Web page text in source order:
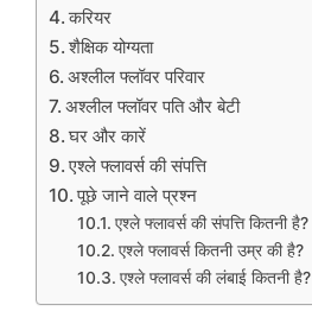
करियर
शैक्षिक योग्यता
अश्लील फ्लॉवर परिवार
अश्लील फ्लॉवर पति और बेटी
घर और कारें
एश्ले फ्लावर्स की संपत्ति
पूछे जाने वाले प्रश्न
एश्ले फ्लावर्स की संपत्ति कितनी है?
एश्ले फ्लावर्स कितनी उम्र की है?
एश्ले फ्लावर्स की लंबाई कितनी है?